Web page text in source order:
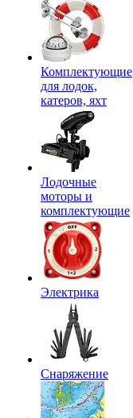
Комплектующие
для лодок,
катеров, яхт
Лодочные
моторы и
комплектующие
Электрика
Снаряжение